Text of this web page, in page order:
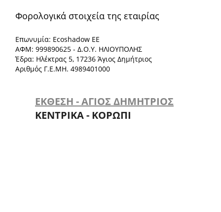
Φορολογικά στοιχεία της εταιρίας
Επωνυμία: Ecoshadow ΕΕ
ΑΦΜ: 999890625 - Δ.Ο.Υ. ΗΛΙΟΥΠΟΛΗΣ
Έδρα: Ηλέκτρας 5, 17236 Άγιος Δημήτριος
Αριθμός Γ.Ε.ΜΗ. 4989401000
ΕΚΘΕΣΗ - ΑΓΙΟΣ ΔΗΜΗΤΡΙΟΣ
ΚΕΝΤΡΙΚΑ - ΚΟΡΩΠΙ